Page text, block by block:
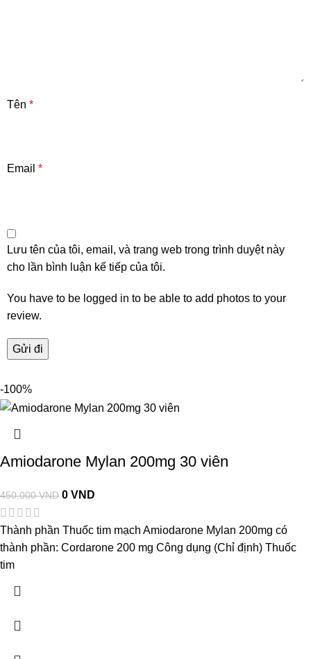
Tên*
Email*
Lưu tên của tôi, email, và trang web trong trình duyệt này
cho lần bình luận kế tiếp của tôi.
You have to be logged in to be able to add photos to your
review.
-100%
Amiodarone Mylan 200mg 30 viên
450.000VND 0VND
Thành phần Thuốc tim mạch Amiodarone Mylan 200mg có
thành phần: Cordarone 200 mg Công dụng (Chỉ định) Thuốc
tim